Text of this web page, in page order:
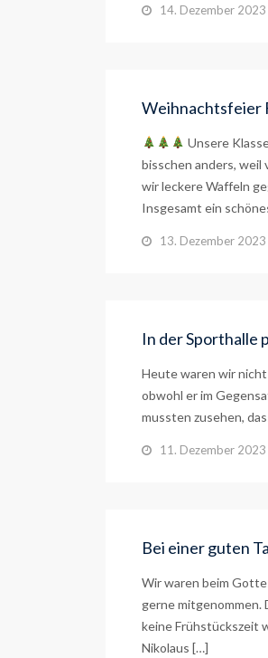
14. Dezember 2023
Weihnachtsfeier
Unsere
bisschen anders,
wir leckere Waffeln
Insgesamt ein
13. Dezember 2023
In der Sporthalle
Heute waren wir
obwohl er im
mussten zusehen,
11. Dezember 2023
Bei einer guten
Wir waren beim
gerne mitgenommen.
keine Frühstückszeit
Nikolaus […]